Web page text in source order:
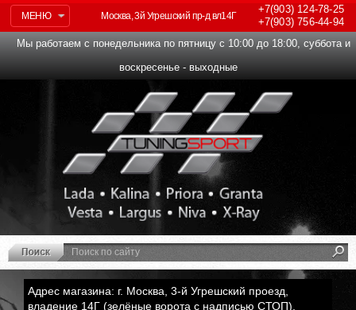
МЕНЮ
+7(903)124-78-25
+7(903)756-44-94
Москва, 3й Угрешский пр-д вл14Г
Мы работаем с понедельника по пятницу с 10:00 до 18:00, суббота и
воскресенье - выходные
Адрес магазина: г. Москва, 3-й Угрешский проезд,
владение 14Г (зелёные ворота с надписью СТОП).